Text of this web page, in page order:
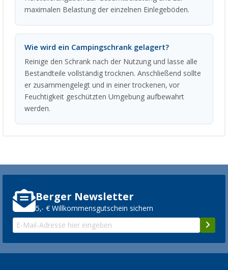
maximalen Belastung der einzelnen Einlegeböden.
Wie wird ein Campingschrank gelagert?
Reinige den Schrank nach der Nutzung und lasse alle
Bestandteile vollständig trocknen. Anschließend sollte
er zusammengelegt und in einer trockenen, vor
Feuchtigkeit geschützten Umgebung aufbewahrt
werden.
Berger Newsletter
5,- € Willkommensgutschein sichern